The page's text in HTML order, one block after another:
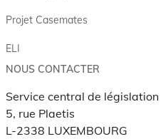
Projet Casemates
ELI
NOUS CONTACTER
Service central de législation
5, rue Plaetis
L-2338 LUXEMBOURG